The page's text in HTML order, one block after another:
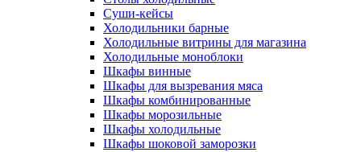
Суши-кейсы
Холодильники барные
Холодильные витрины для магазина
Холодильные моноблоки
Шкафы винные
Шкафы для вызревания мяса
Шкафы комбинированные
Шкафы морозильные
Шкафы холодильные
Шкафы шоковой заморозки